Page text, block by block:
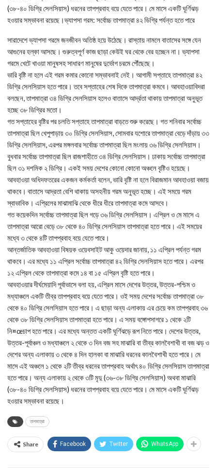
(৩৮-৪০ ডিগ্রি সেলসিয়াস) ধরনের তাপপ্রবাহ বয়ে যেতে পারে। মে মাসে একটি ঘূর্ণিঝড়
হওয়ার সম্ভাবনা রয়েছে।ভ্যাপসা গরম: সর্বোচ্চ তাপমাত্রা ৪২ ডিগ্রি পর্যন্ত হতে পারে
সারাদেশে ভ্যাপসা গরমে জনজীবন অতিষ্ঠ হয়ে উঠেছে। রাস্তায় নামলে বাতাসের সঙ্গে যেন
আগুনের হল্কা আসছে। গুরুত্বপূর্ণ কাজ ছাড়া কেউই ঘর থেকে বের হচ্ছেন না। ভ্যাপসা
গরমে খেটে খাওয়া মানুষসহ সাধারণ মানুষের দুর্ভোগ চরমে পৌঁছেছে।
ভারি বৃষ্টি না হলে এই গরম কমার কোনো সম্ভাবনাই নেই। আগামী সপ্তাহে তাপমাত্রা ৪২
ডিগ্রি সেলসিয়াস হতে পারে। তবে সপ্তাহের শেষ দিকে তাপমাত্রা কমবে। আবহাওয়াবিদরা
বলছেন, তাপমাত্রা ৩৪ ডিগ্রি সেলসিয়াস হলেও বাতাসে আর্দ্রতা থাকায় তাপমাত্রা অনুভূত
হচ্ছে ৩৮ ডিগ্রির মতো।
গত সপ্তাহের বৃষ্টির পর চলতি সপ্তাহে তাপমাত্রা বাড়তে শুরু করেছে। গত শনিবার সর্বোচ্চ
তাপমাত্রা ছিল খেপুপাড়ায় ৩০ ডিগ্রি সেলসিয়াস, সোমবার যশোরে তাপমাত্রা বেড়ে দাঁড়ায় ৩৩
ডিগ্রি সেলসিয়াস, এরপর মঙ্গলবার সর্বোচ্চ তাপমাত্রা ছিল মংলায় ৩৬ ডিগ্রি সেলসিয়াস।
বুধবার সর্বোচ্চ তাপমাত্রা ছিল রাজশাহীতে ৩৪ ডিগ্রি সেলসিয়াস। ঢাকায় সর্বোচ্চ তাপমাত্রা
ছিল ৩১ দশমিক ২ ডিগ্রি। একই সময় দেশের কোনো কোনো অঞ্চলে বৃষ্টিও হয়েছে।
আবহাওয়া অধিদফতরের একজন কর্মকর্তা বলেন, ভারি বৃষ্টি না হলে বিরাজমান আবহাওয়া বজায়
থাকবে। বাতাসে আদ্রতা বেশি থাকায় অসহনীয় গরম অনুভূত হচ্ছে। এই সময়ে গরম
স্বাভাবিক। এপ্রিলের মাঝামাঝি থেকে ধীরে ধীরে তাপমাত্রা কমে আসবে।
গত কয়েকদিন সর্বোচ্চ তাপমাত্রা ছিল গড়ে ৩৬ ডিগ্রি সেলসিয়াস। এপ্রিল ও মে মাসে এ
তাপমাত্রা আরো বেড়ে ৩৮ থেকে ৪০ ডিগ্রি সেলসিয়াস তাপমাত্রা হতে পারে। এই সময়ের
মধ্যে ৩ থেকে ৪টি তাপপ্রবাহ বয়ে যেতে পারে।
আন্তর্জাতিক আবহাওয়া বিষয়ক ওয়েবসাইট আকু ওয়েদার জানায়, ১১ এপ্রিল পর্যন্ত গরম
থাকবে। এর মধ্যে ১১ এপ্রিল সর্বোচ্চ তাপমাত্রা ৪২ ডিগ্রি সেলসিয়াস হতে পারে। এরপর
১২ এপ্রিল থেকে তাপমাত্রা কমে ১৪ বা ১৫ এপ্রিল বৃষ্টি হতে পারে।
আবহাওয়ার দীর্ঘমেয়াদি পূর্বাভাসে বলা হয়, এপ্রিল মাসে দেশের উত্তর, উত্তর-পশ্চিম ও
মধ্যাঞ্চলে একটি তীব্র তাপপ্রবাহ বয়ে যেতে পারে। ওই সময় দেশের সর্বোচ্চ তাপমাত্রা ৩৮
থেকে ৪০ ডিগ্রি সেলসিয়াস হতে পারে। এ ছাড়া অন্য এলাকায় এর চেয়ে কম তাপপ্রবাহ ৩৬
থেকে ৩৮ ডিগ্রি সেলসিয়াস তাপমাত্রা হতে পারে। এ সময় বঙ্গোপসাগরে ১ থেকে ২টি
নি¤œচাপ হতে পারে। এর মধ্যে অন্তত একটি ঘূর্ণিঝড়ে রূপ নিতে পারে। দেশের উত্তর,
উত্তর-পূর্বাঞ্চল ও মধ্যাঞ্চলে ২ থেকে ৩ দিন বজ সহ মাঝারি বা তীব্র কালবৈশাখী বা বজ ঝড় ও
দেশের অন্য এলাকায় ৩ থেকে ৪ দিন হালকা বা মাঝারি ধরনের কালবৈশাখী হতে পারে। মে
মাসে এই অঞ্চলে ১ থেকে ২টি তীব্র ধরনের তাপপ্রবাহ অর্থাৎ ৪০ ডিগ্রি সেলসিয়াস তাপমাত্রা
হতে পারে। অন্য এলাকায় ২ থেকে ৩টি মৃদু (৩৬-৩৮ ডিগ্রি সেলসিয়াস) অথবা মাঝারি
(৩৮-৪০ ডিগ্রি সেলসিয়াস) ধরনের তাপপ্রবাহ বয়ে যেতে পারে। মে মাসে একটি ঘূর্ণিঝড়
হওয়ার সম্ভাবনা রয়েছে।
তাপমাত্রা
Share Facebook Twitter WhatsApp